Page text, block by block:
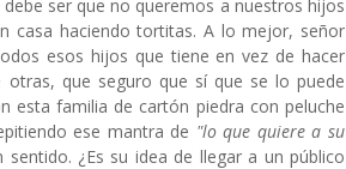
ser que no queremos a nuestros hijos
casa haciendo tortitas. A lo mejor, señor
esos hijos que tiene en vez de hacer
otras, que seguro que sí que se lo puede
esta familia de cartón piedra con peluche
ese mantra de "lo que quiere a su
¿Es su idea de llegar a un público